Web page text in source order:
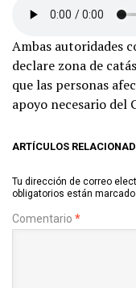
Ambas autoridades
declare zona de
que las personas
apoyo necesario del
ARTÍCULOS
Tu dirección de correo
obligatorios están
Comentario *